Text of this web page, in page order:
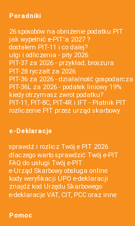
Poradniki
26 sposobów na obniżenie podatku PIT
jak wypełnić e-PIT'a 2027 ?
dostałem PIT-11 i co dalej?
ulgi i odliczenia - pity 2026
PIT-37 za 2026 - przykład, broszura
PIT-28 ryczałt za 2026
PIT-36 za 2026 - działalność gospodarcza
PIT-36L za 2026 - podatek liniowy 19%
kiedy otrzymasz zwrot podatku?
PIT-11, PIT-8C, PIT-4R i IFT - Płatnik PIT
rozliczenie PIT przez urząd skarbowy
e-Deklaracje
sprawdź i rozlicz Twój e PIT 2026
dlaczego warto sprawdzić Twój e-PIT
FAQ do usługi Twój e-PIT
e-Urząd Skarbowy obsługa online
kody weryfikacji UPO e-deklaracji
znajdź kod Urzędu Skarbowego
e-deklaracje VAT, CIT, PCC oraz inne
Pomoc